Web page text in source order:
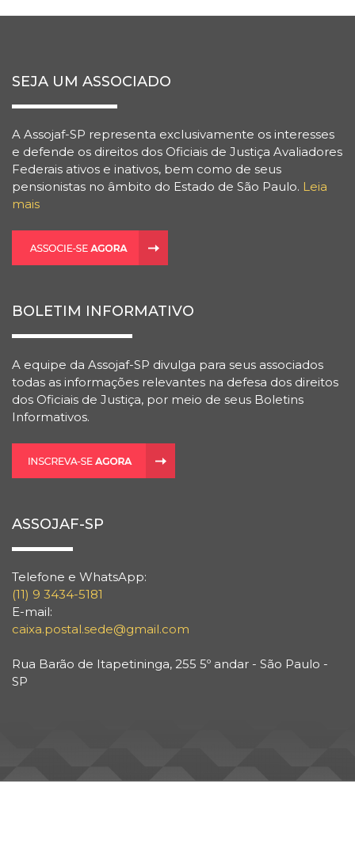
SEJA UM ASSOCIADO
A Assojaf-SP representa exclusivamente os interesses
e defende os direitos dos Oficiais de Justiça Avaliadores
Federais ativos e inativos, bem como de seus
pensionistas no âmbito do Estado de São Paulo. Leia
mais
BOLETIM INFORMATIVO
A equipe da Assojaf-SP divulga para seus associados
todas as informações relevantes na defesa dos direitos
dos Oficiais de Justiça, por meio de seus Boletins
Informativos.
ASSOJAF-SP
Telefone e WhatsApp:
(11) 9 3434-5181
E-mail:
caixa.postal.sede@gmail.com
Rua Barão de Itapetininga, 255 5º andar - São Paulo -
SP